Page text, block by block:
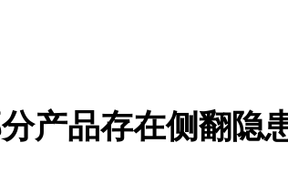
产品存在侧翻隐